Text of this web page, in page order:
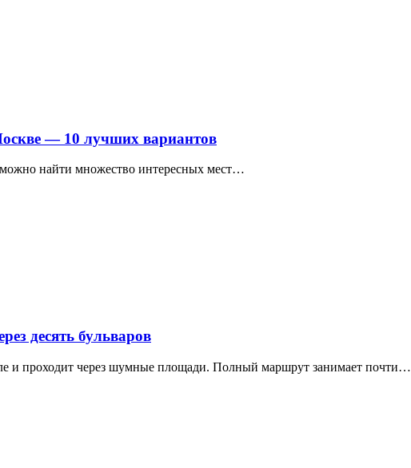
— 10 лучших вариантов
найти множество интересных мест…
десять бульваров
и проходит через шумные площади. Полный маршрут занимает почти…